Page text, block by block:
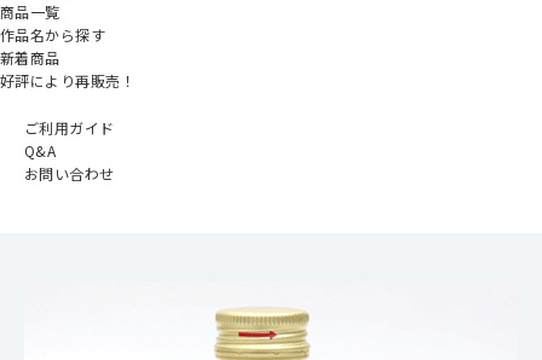
商品一覧
作品名から探す
新着商品
好評により再販売！
ご利用ガイド
Q&A
お問い合わせ